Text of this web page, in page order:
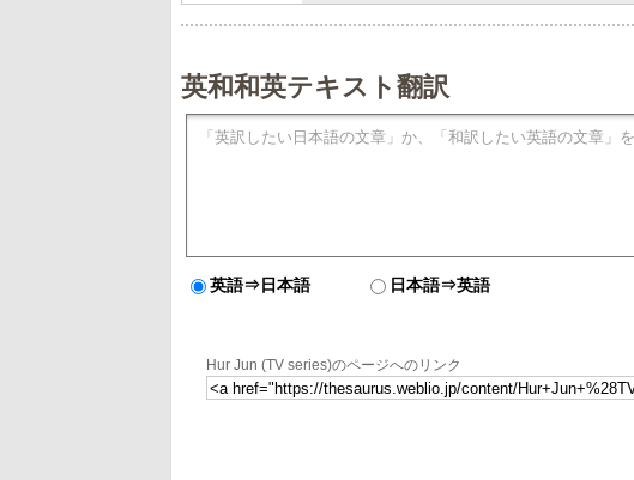
英和和英テキスト翻訳
英語⇒日本語 日本語⇒英語
Hur Jun (TV series)のページへのリンク